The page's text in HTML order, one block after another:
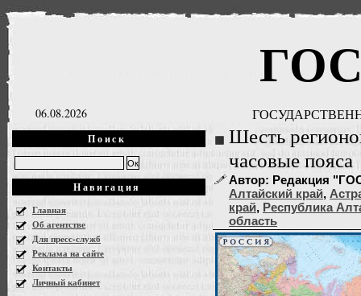
06.08.2026
Поиск
Навигация
Главная
Об агентстве
Для пресс-служб
Реклама на сайте
Контакты
Личный кабинет
Шесть
часовые пояса
Автор: Редакция
Алтайский край,
край, Республика
область